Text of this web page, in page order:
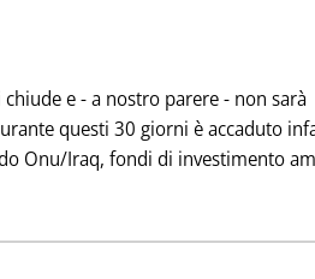
e - a nostro parere - non sarà
questi 30 giorni è accaduto
Onu/Iraq, fondi di investimento